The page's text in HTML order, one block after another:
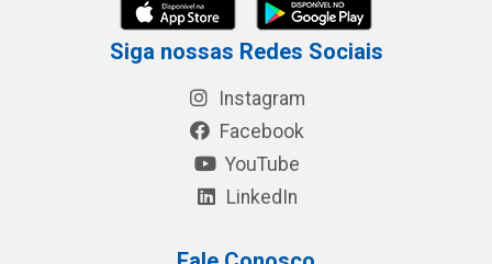
Siga nossas Redes Sociais
Instagram
Facebook
YouTube
LinkedIn